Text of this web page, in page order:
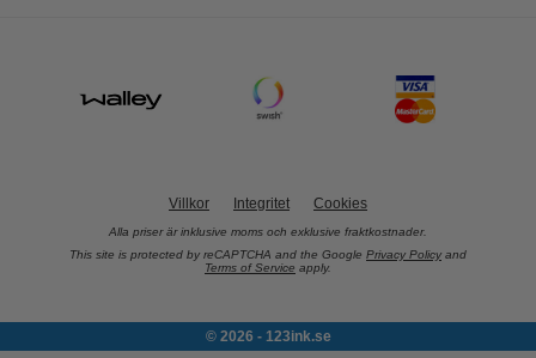
Villkor Integritet Cookies
Alla priser är inklusive moms och exklusive fraktkostnader.
This site is protected by reCAPTCHA and the Google Privacy Policy and
Terms of Service apply.
© 2026 - 123ink.se